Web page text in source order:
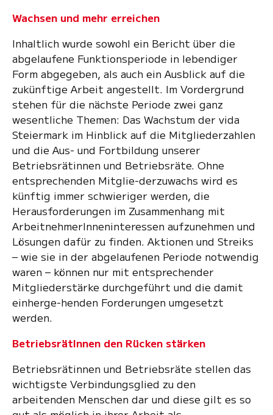
Wachsen und mehr erreichen
Inhaltlich wurde sowohl ein Bericht über die
abgelaufene Funktionsperiode in lebendiger
Form abgegeben, als auch ein Ausblick auf die
zukünftige Arbeit angestellt. Im Vordergrund
stehen für die nächste Periode zwei ganz
wesentliche Themen: Das Wachstum der vida
Steiermark im Hinblick auf die Mitgliederzahlen
und die Aus- und Fortbildung unserer
Betriebsrätinnen und Betriebsräte. Ohne
entsprechenden Mitglie-derzuwachs wird es
künftig immer schwieriger werden, die
Herausforderungen im Zusammenhang mit
ArbeitnehmerInneninteressen aufzunehmen und
Lösungen dafür zu finden. Aktionen und Streiks
– wie sie in der abgelaufenen Periode notwendig
waren – können nur mit entsprechender
Mitgliederstärke durchgeführt und die damit
einherge-henden Forderungen umgesetzt
werden.
BetriebsrätInnen den Rücken stärken
Betriebsrätinnen und Betriebsräte stellen das
wichtigste Verbindungsglied zu den
arbeitenden Menschen dar und diese gilt es so